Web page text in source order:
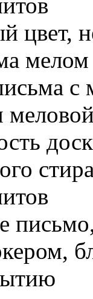
цвет,